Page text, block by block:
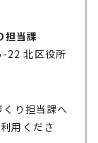
担当課
22 北区役所
り担当課へ
用くださ